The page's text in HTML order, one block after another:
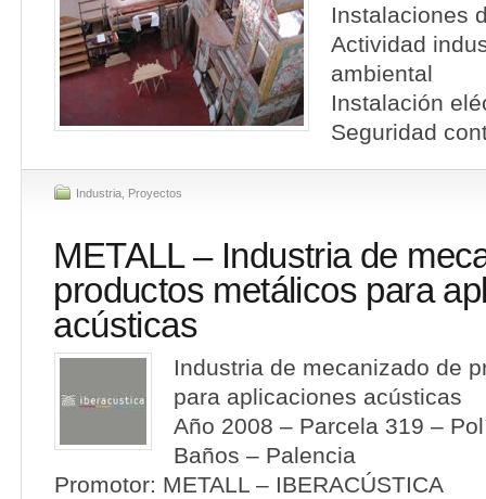
Instalaciones
Actividad
ambiental
Instalación
Seguridad
Industria Proyectos
METALL – Industria de
productos metálicos para
acústicas
Industria de mecanizado de
para aplicaciones acústicas
Año 2008 – Parcela 319 –
Baños – Palencia
Promotor: METALL – IBERACÚSTICA